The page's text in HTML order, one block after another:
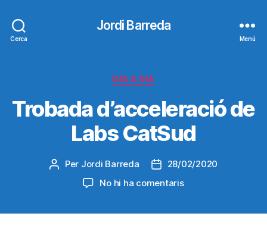
Cerca
Jordi Barreda
Menú
Categories
DIA A DIA
Trobada d’acceleració de
Labs CatSud
Autor
l'entrada
Per Jordi Barreda
Data28/02/2020
No hi ha comentarisa